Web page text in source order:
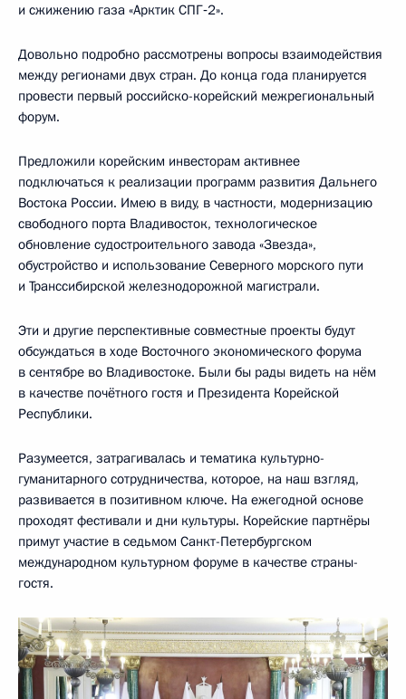
и сжижению газа «Арктик СПГ‑2».
Довольно подробно рассмотрены вопросы взаимодействия
между регионами двух стран. До конца года планируется
провести первый российско-корейский межрегиональный
форум.
Предложили корейским инвесторам активнее
подключаться к реализации программ развития Дальнего
Востока России. Имею в виду, в частности, модернизацию
свободного порта Владивосток, технологическое
обновление судостроительного завода «Звезда»,
обустройство и использование Северного морского пути
и Транссибирской железнодорожной магистрали.
Эти и другие перспективные совместные проекты будут
обсуждаться в ходе Восточного экономического форума
в сентябре во Владивостоке. Были бы рады видеть на нём
в качестве почётного гостя и Президента Корейской
Республики.
Разумеется, затрагивалась и тематика культурно-
гуманитарного сотрудничества, которое, на наш взгляд,
развивается в позитивном ключе. На ежегодной основе
проходят фестивали и дни культуры. Корейские партнёры
примут участие в седьмом Санкт-Петербургском
международном культурном форуме в качестве страны-
гостя.